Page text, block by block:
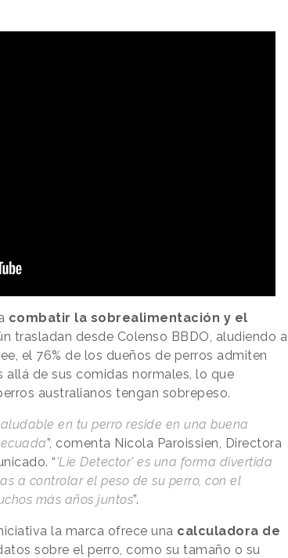
combatir la sobrealimentación y el
trasladan desde Colenso BBDO, aludiendo a
el 76% de los dueños de perros admiten
allá de sus comidas normales, lo que
australianos tengan sobrepeso.
en tu perro reside en una buena
”, comenta Nicola Paroissien, Directora
“ 'Lie Detector' es una forma divertida
a controlar el peso de su perro, con el
más años juntos”.
la marca ofrece una calculadora de
sobre el perro, como su tamaño o su